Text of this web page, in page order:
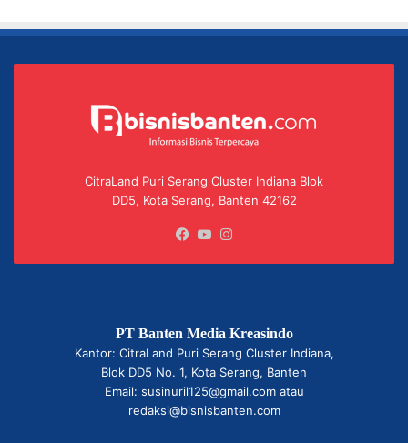
CitraLand Puri Serang Cluster Indiana Blok
DD5, Kota Serang, Banten 42162
Facebook
YouTube
PT Banten Media Kreasindo
Kantor: CitraLand Puri Serang Cluster Indiana,
Blok DD5 No. 1, Kota Serang, Banten
Email: susinuril125@gmail.com atau
redaksi@bisnisbanten.com